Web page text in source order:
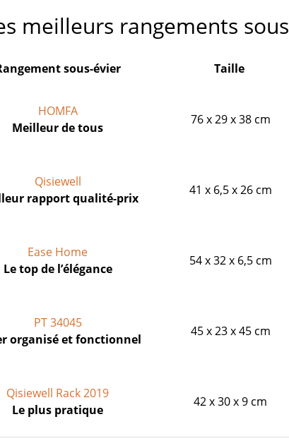
meilleurs rangements
sous-évier Taille
HOMFA
Meilleur de tous
76 x 29 x 38 cm
Qisiewell
rapport qualité-prix
41 x 6,5 x 26 cm
Ease Home
Le top de l’élégance
54 x 32 x 6,5 cm
PT 34045
organisé et fonctionnel
45 x 23 x 45 cm
Qisiewell Rack 2019
Le plus pratique
42 x 30 x 9 cm